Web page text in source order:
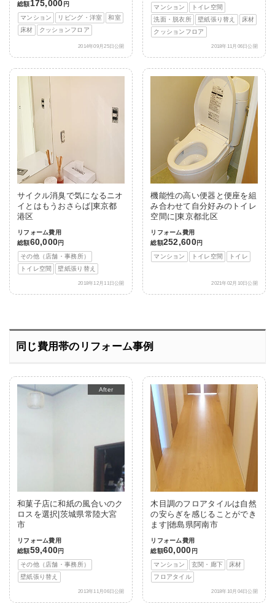
総額175,000 円
マンション
リビング・洋室
和室
床材
クッションフロア
2014年09月25日公開
マンション
トイレ空間
洗面・脱衣所
壁紙張り替え
床材
クッションフロア
2018年11月06日公開
サイクル消臭で気になるニオ
イとはもうおさらば|東京都
港区
リフォーム費用
総額60,000円
その他（店舗・事務所）
トイレ空間
壁紙張り替え
2018年12月11日公開
機能性の高い便器と便座を組
み合わせて自分好みのトイレ
空間に|東京都北区
リフォーム費用
総額252,600円
マンション
トイレ空間 トイレ
2021年02月10日公開
同じ費用帯のリフォーム事例
After
和菓子店に和紙の風合いのク
ロスを選択|茨城県常陸大宮
市
リフォーム費用
総額59,400円
その他（店舗・事務所）
壁紙張り替え
2013年11月06日公開
木目調のフロアタイルは自然
の安らぎを感じることができ
ます|徳島県阿南市
リフォーム費用
総額60,000 円
マンション
玄関・廊下
床材
フロアタイル
2018年10月04日公開